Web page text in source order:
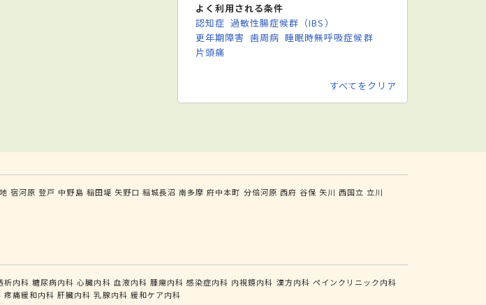
よく利用される条件
認知症 過敏性腸症候群（IBS）
更年期障害 歯周病 睡眠時無呼吸症候群
片頭痛
すべてをクリア
宿河原 登戸 中野島 稲田堤 矢野口 稲城長沼 南多摩 府中本町 分倍河原 西府 谷保 矢川 西国立 立川
析内科 糖尿病内科 心臓内科 血液内科 腫瘍内科 感染症内科 内視鏡内科 漢方内科 ペインクリニック内科
疼痛緩和内科 肝臓内科 乳腺内科 緩和ケア内科